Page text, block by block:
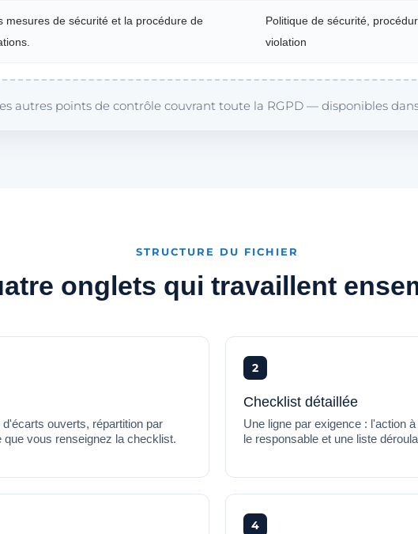
mesures de sécurité et la procédure de
Politique de sécurité,
violation
autres points de contrôle couvrant toute la RGPD — disponibles
STRUCTURE DU FICHIER
onglets qui travaillent
ouverts, répartition par
vous renseignez la checklist.
2
Checklist détaillée
Une ligne par exigence : l'action
le responsable et une liste
4